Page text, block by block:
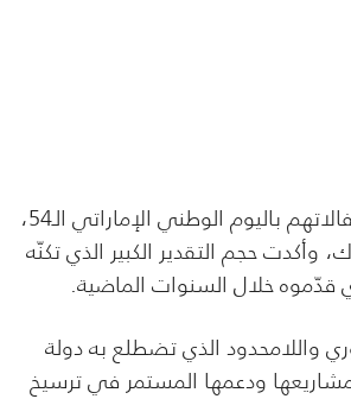
شاركت محافظة شبوة، صباح اليوم، أشقاءها في دولة الإمارات العربية المتحدة احتفالاتهم باليوم الوطني الإماراتي الـ54،
حجم التقدير الكبير الذي تكنّه
قدّموه خلال السنوات الماضية.
واللامحدود الذي تضطلع به دولة
ودعمها المستمر في ترسيخ